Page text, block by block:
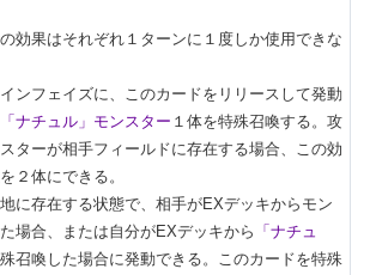
効果はそれぞれ１ターンに１度しか使用できな
ンフェイズに、このカードをリリースして発動
「ナチュル」モンスター １体を特殊召喚する。攻
ターが相手フィールドに存在する場合、この効
２体にできる。
に存在する状態で、相手がEXデッキからモン
場合、または自分がEXデッキから 「ナチュ
召喚した場合に発動できる。このカードを特殊